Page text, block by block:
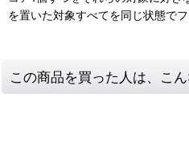
を置いた対象すべてを同じ状態でフ
この商品を買った人は、こ